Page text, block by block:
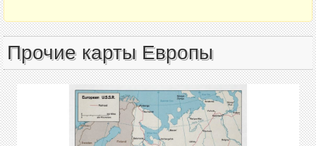
Прочие карты Европы